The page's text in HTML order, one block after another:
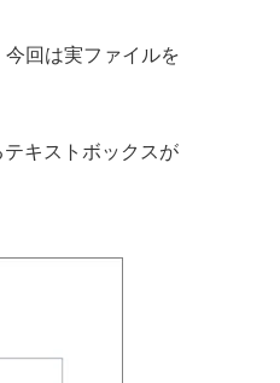
回は実ファイルを
キストボックスが